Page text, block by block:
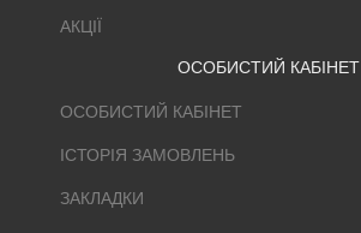
АКЦІЇ
ОСОБИСТИЙ КАБІНЕТ
ОСОБИСТИЙ КАБІНЕТ
ІСТОРІЯ ЗАМОВЛЕНЬ
ЗАКЛАДКИ